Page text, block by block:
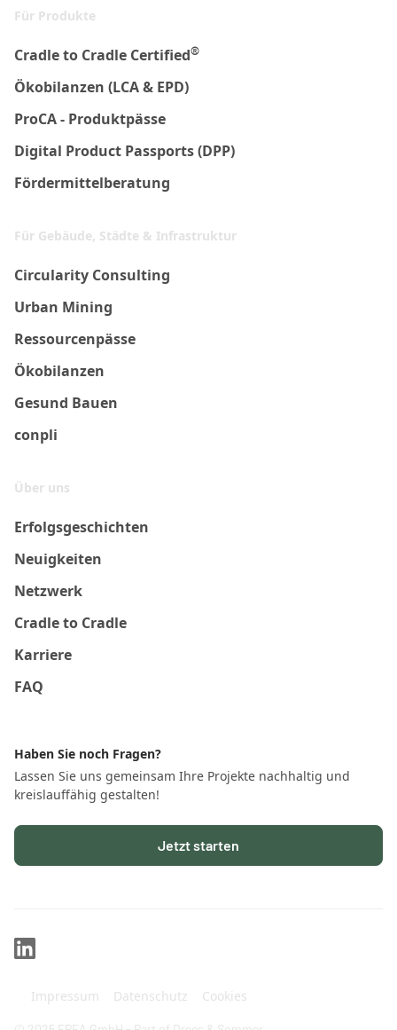
Für Produkte
Cradle to Cradle Certified®
Ökobilanzen (LCA & EPD)
ProCA - Produktpässe
Digital Product Passports (DPP)
Fördermittelberatung
Für Gebäude, Städte & Infrastruktur
Circularity Consulting
Urban Mining
Ressourcenpässe
Ökobilanzen
Gesund Bauen
conpli
Über uns
Erfolgsgeschichten
Neuigkeiten
Netzwerk
Cradle to Cradle
Karriere
FAQ
Haben Sie noch Fragen?
Lassen Sie uns gemeinsam Ihre Projekte nachhaltig und
kreislauffähig gestalten!
Jetzt starten
Impressum Datenschutz Cookies